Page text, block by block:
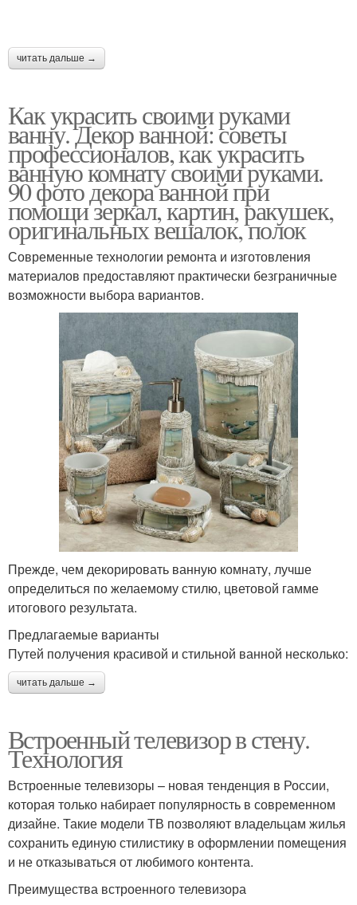
читать дальше →
Как украсить своими руками
ванну. Декор ванной: советы
профессионалов, как украсить
ванную комнату своими руками.
90 фото декора ванной при
помощи зеркал, картин, ракушек,
оригинальных вешалок, полок
Современные технологии ремонта и изготовления
материалов предоставляют практически безграничные
возможности выбора вариантов.
Прежде, чем декорировать ванную комнату, лучше
определиться по желаемому стилю, цветовой гамме
итогового результата.
Предлагаемые варианты
Путей получения красивой и стильной ванной несколько:
читать дальше →
Встроенный телевизор в стену.
Технология
Встроенные телевизоры – новая тенденция в России,
которая только набирает популярность в современном
дизайне. Такие модели ТВ позволяют владельцам жилья
сохранить единую стилистику в оформлении помещения
и не отказываться от любимого контента.
Преимущества встроенного телевизора